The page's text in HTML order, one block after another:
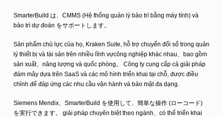
SmarterBuild は、CMMS (Hệ thống quản lý bảo trì bằng máy tính) và
bảo trì dự đoán をサポートします。
Sản phẩm chủ lực của họ, Kraken Suite, hỗ trợ chuyển đổi số trong quản
lý thiết bị và tài sản trên nhiều lĩnh vựcông nghiệp khác nhau、bao gồm
sản xuất、năng lượng và quốc phòng。 Công ty cung cấp cả giải pháp
đám mây dựa trên SaaS và các mô hình triển khai tại chỗ, được điều
chỉnh để đáp ứng các nhu cầu vận hành và bảo mật đa dạng.
Siemens Mendix、SmarterBuild を使用して、簡単な操作 (ローコード)
を実行できます。 giải pháp chuyên biệt theo ngành、có thể triển khai